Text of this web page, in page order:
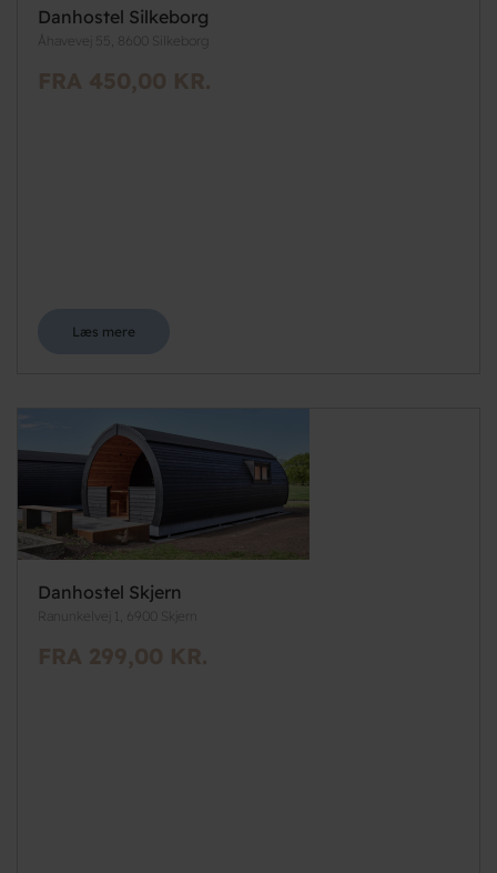
Danhostel Silkeborg
Åhavevej 55, 8600 Silkeborg
FRA 450,00 KR.
Læs mere
Danhostel Skjern
Ranunkelvej 1, 6900 Skjern
FRA 299,00 KR.